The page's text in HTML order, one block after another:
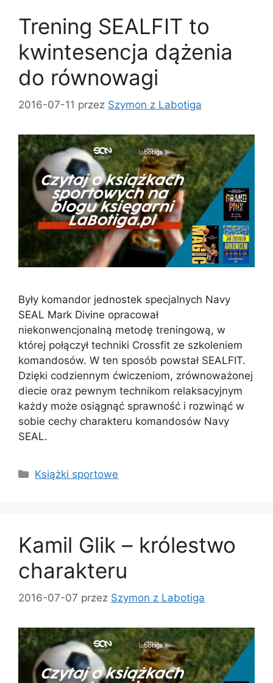
Trening SEALFIT to
kwintesencja dążenia
do równowagi
2016-07-11 przez Szymon z Labotiga
Były komandor jednostek specjalnych Navy
SEAL Mark Divine opracował
niekonwencjonalną metodę treningową, w
której połączył techniki Crossfit ze szkoleniem
komandosów. W ten sposób powstał SEALFIT.
Dzięki codziennym ćwiczeniom, zrównoważonej
diecie oraz pewnym technikom relaksacyjnym
każdy może osiągnąć sprawność i rozwinąć w
sobie cechy charakteru komandosów Navy
SEAL.
Kategorie
Książki sportowe
Kamil Glik – królestwo
charakteru
2016-07-07 przez Szymon z Labotiga